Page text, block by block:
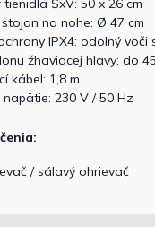
na nohe: Ø 47 cm
IPX4: odolný voči
žhaviacej hlavy: do
kábel: 1,8 m
230 V / 50 Hz
/ sálavý ohrievač